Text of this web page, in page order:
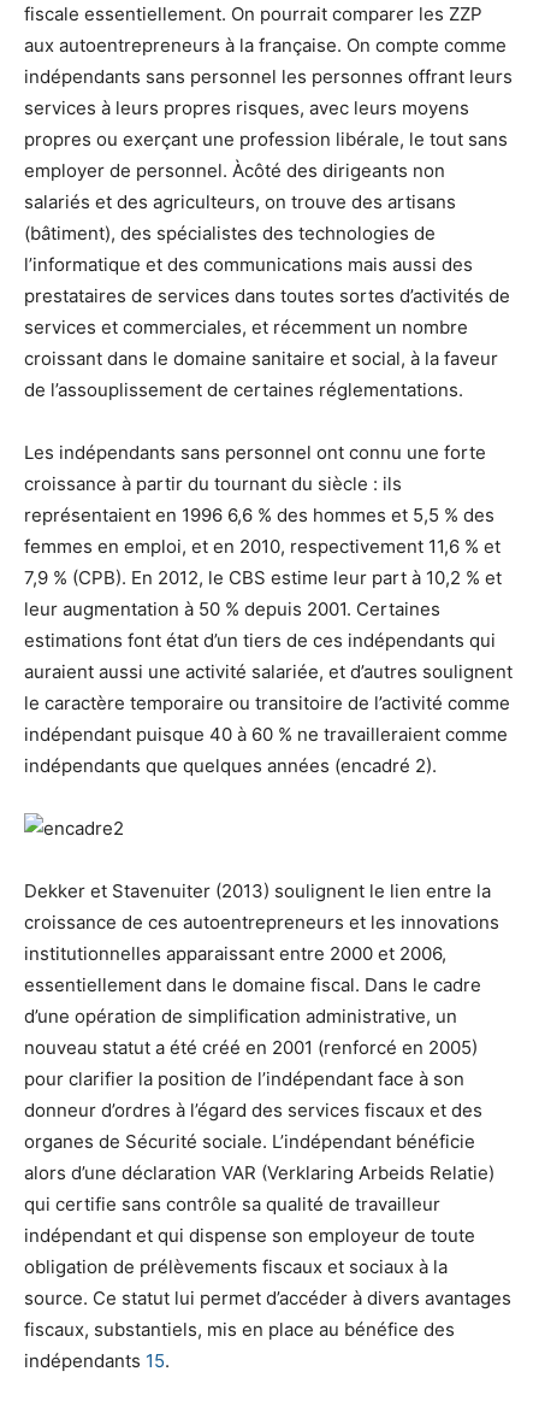
fiscale essentiellement. On pourrait comparer les ZZP
aux autoentrepreneurs à la française. On compte comme
indépendants sans personnel les personnes offrant leurs
services à leurs propres risques, avec leurs moyens
propres ou exerçant une profession libérale, le tout sans
employer de personnel. Àcôté des dirigeants non
salariés et des agriculteurs, on trouve des artisans
(bâtiment), des spécialistes des technologies de
l’informatique et des communications mais aussi des
prestataires de services dans toutes sortes d’activités de
services et commerciales, et récemment un nombre
croissant dans le domaine sanitaire et social, à la faveur
de l’assouplissement de certaines réglementations.
Les indépendants sans personnel ont connu une forte
croissance à partir du tournant du siècle : ils
représentaient en 1996 6,6 % des hommes et 5,5 % des
femmes en emploi, et en 2010, respectivement 11,6 % et
7,9 % (CPB). En 2012, le CBS estime leur part à 10,2 % et
leur augmentation à 50 % depuis 2001. Certaines
estimations font état d’un tiers de ces indépendants qui
auraient aussi une activité salariée, et d’autres soulignent
le caractère temporaire ou transitoire de l’activité comme
indépendant puisque 40 à 60 % ne travailleraient comme
indépendants que quelques années (encadré 2).
Dekker et Stavenuiter (2013) soulignent le lien entre la
croissance de ces autoentrepreneurs et les innovations
institutionnelles apparaissant entre 2000 et 2006,
essentiellement dans le domaine fiscal. Dans le cadre
d’une opération de simplification administrative, un
nouveau statut a été créé en 2001 (renforcé en 2005)
pour clarifier la position de l’indépendant face à son
donneur d’ordres à l’égard des services fiscaux et des
organes de Sécurité sociale. L’indépendant bénéficie
alors d’une déclaration VAR (Verklaring Arbeids Relatie)
qui certifie sans contrôle sa qualité de travailleur
indépendant et qui dispense son employeur de toute
obligation de prélèvements fiscaux et sociaux à la
source. Ce statut lui permet d’accéder à divers avantages
fiscaux, substantiels, mis en place au bénéfice des
indépendants 15.